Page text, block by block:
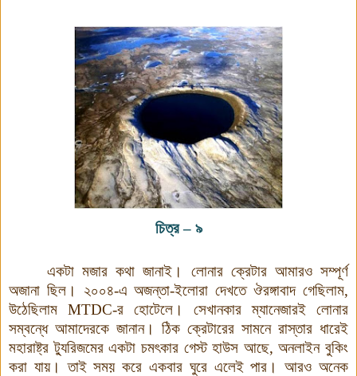
চিত্র–৯
একটা মজার কথা জানাই। লোনার ক্রেটার আমারও সম্পূর্ণ
অজানা ছিল। ২০০৪-এ অজন্তা-ইলোরা দেখতে ঔরঙ্গাবাদ গেছিলাম,
উঠেছিলাম MTDC-র হোটেলে। সেখানকার ম্যানেজারই লোনার
সম্বন্ধে আমাদেরকে জানান। ঠিক ক্রেটারের সামনে রাস্তার ধারেই
মহারাষ্ট্র ট্যুরিজমের একটা চমৎকার গেস্ট হাউস আছে, অনলাইন বুকিং
করা যায়। তাই সময় করে একবার ঘুরে এলেই পার। আরও অনেক